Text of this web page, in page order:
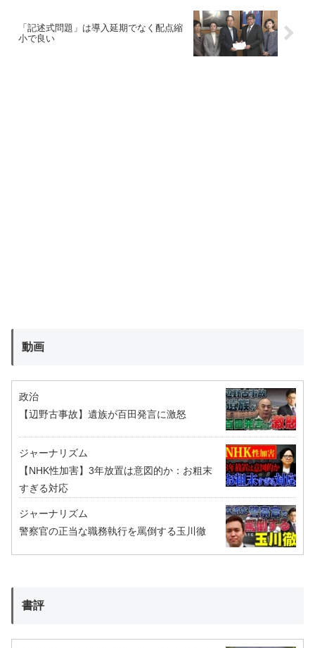
「記述式問題」は導入延期でなく配点縮
小で良い
動画
政治
【辺野古事故】遺族が百田発言に激怒
ジャーナリズム
【NHK性加害】3年放置は意図的か：お粗末
すぎる対応
ジャーナリズム
警察官の正当な職務執行を罵倒する玉川徹
書評